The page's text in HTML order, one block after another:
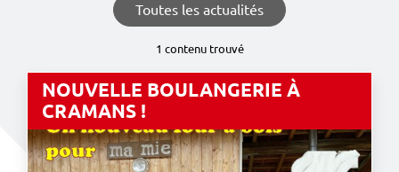
Toutes les actualités
1 contenu trouvé
NOUVELLE BOULANGERIE À
CRAMANS !